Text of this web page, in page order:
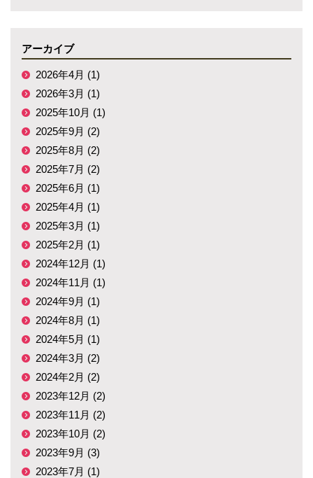
アーカイブ
2026年4月 (1)
2026年3月 (1)
2025年10月 (1)
2025年9月 (2)
2025年8月 (2)
2025年7月 (2)
2025年6月 (1)
2025年4月 (1)
2025年3月 (1)
2025年2月 (1)
2024年12月 (1)
2024年11月 (1)
2024年9月 (1)
2024年8月 (1)
2024年5月 (1)
2024年3月 (2)
2024年2月 (2)
2023年12月 (2)
2023年11月 (2)
2023年10月 (2)
2023年9月 (3)
2023年7月 (1)